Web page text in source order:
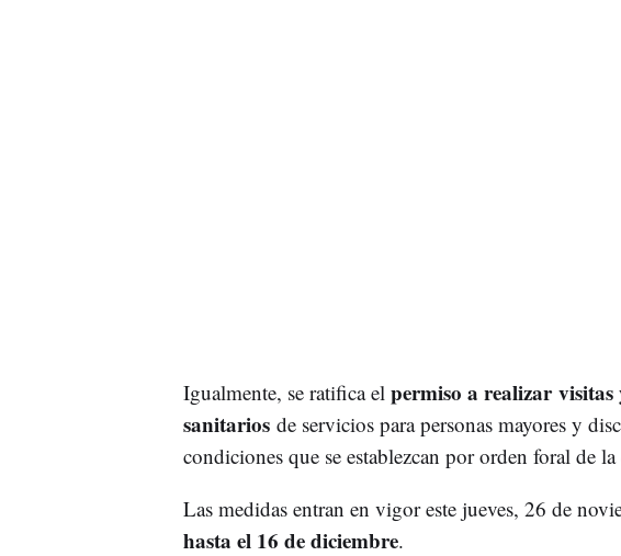
Igualmente, se ratifica el permiso a realizar visitas
sanitarios de servicios para personas mayores y
condiciones que se establezcan por orden foral de
Las medidas entran en vigor este jueves, 26 de
hasta el 16 de diciembre.